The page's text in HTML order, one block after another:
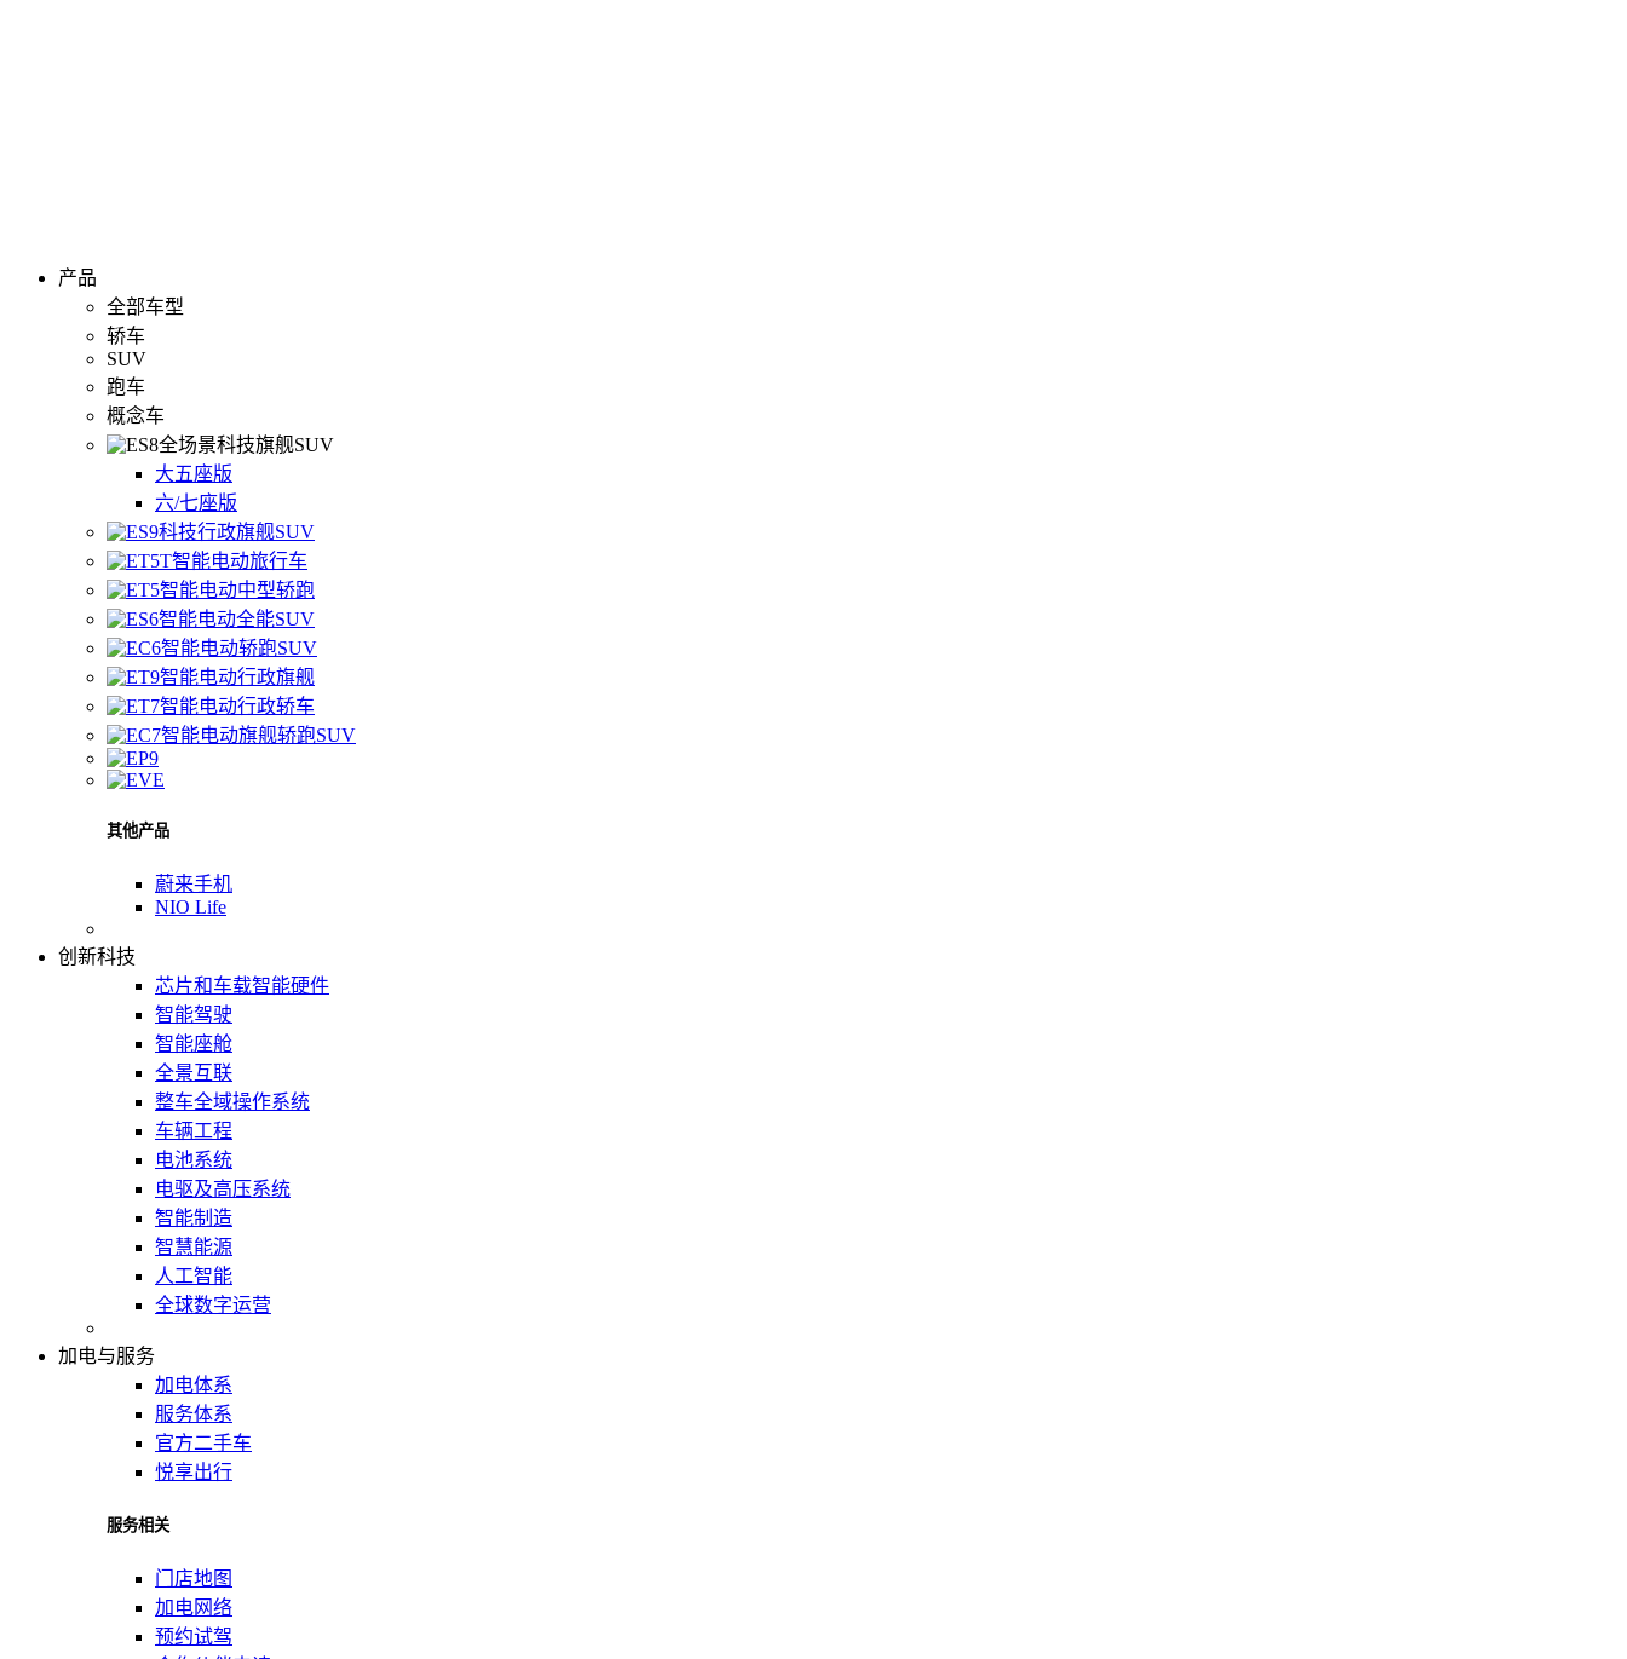
产品
全部车型
轿车
SUV
跑车
概念车
全场景科技旗舰SUV
大五座版
六/七座版
科技行政旗舰SUV
智能电动旅行车
智能电动中型轿跑
智能电动全能SUV
智能电动轿跑SUV
智能电动行政旗舰
智能电动行政轿车
智能电动旗舰轿跑SUV
其他产品
蔚来手机
NIO Life
创新科技
芯片和车载智能硬件
智能驾驶
智能座舱
全景互联
整车全域操作系统
车辆工程
电池系统
电驱及高压系统
智能制造
智慧能源
人工智能
全球数字运营
加电与服务
加电体系
服务体系
官方二手车
悦享出行
服务相关
门店地图
加电网络
预约试驾